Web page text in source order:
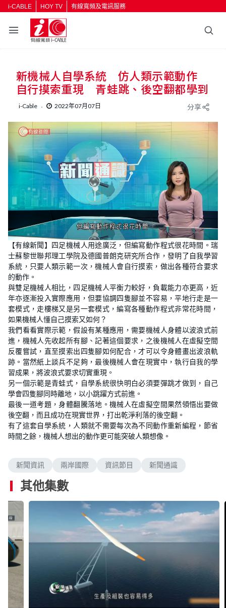
i-CABLE HOY TV 有線寬頻及電訊服務
新機械人自學系統 仿人類示範動作
自行摸索重現 青蛙跳、後空翻都學到
i-Cable 2022年07月07日 分享
U
n
m
u
t
e
o
a
d
e
.
3
3
%
【有線新聞】四足機械人用途廣泛，但編寫動作程式很花時間。瑞
士蘇黎世聯邦理工學院及德國普朗克研究所合作，發明了自我學習
系統，只要人類示範一次，機械人會自行摸索，做出各種符合要求
的動作。
與雙足機械人相比，四足機械人平衡力較好，負載能力亦更高，近
年亦逐漸投入實際應用，但要協調四隻腳並不容易，平地行走是一
套模式，走樓梯又是另一套模式，編寫各種動作程式非常花時間，
如果機械人懂自己摸索又如何？
我們看看實際示範，假設有某種應用，需要機械人身體以波浪式前
進，機械人先收起所有腳、記著這個要求，之後機械人在虛擬空間
反覆嘗試，直至摸索出四隻腳如何配合，才可以令身體畫出波浪軌
跡。當然紙上談兵不足夠，最後機械人會在現實中，執行自我的學
習成果，將波浪式要求切實重現。
另一個示範是青蛙式，自學系統很快明白必須要彈跳才做到，自己
學會四隻腳同時離地，以小跳躍方式前進。
最後一道考題，身體翻騰落地。機械人在虛擬空間果然領悟出要做
後空翻，而且成功在現實世界，打出乾淨利落的後空翻。
有了這套自學系統，人類就不需要每次為不同動作重新編程，節省
時間之餘，機械人想出的動作更可能突破人類想像。
新聞資訊 兩岸國際 資訊節目 新聞通識
其他集數